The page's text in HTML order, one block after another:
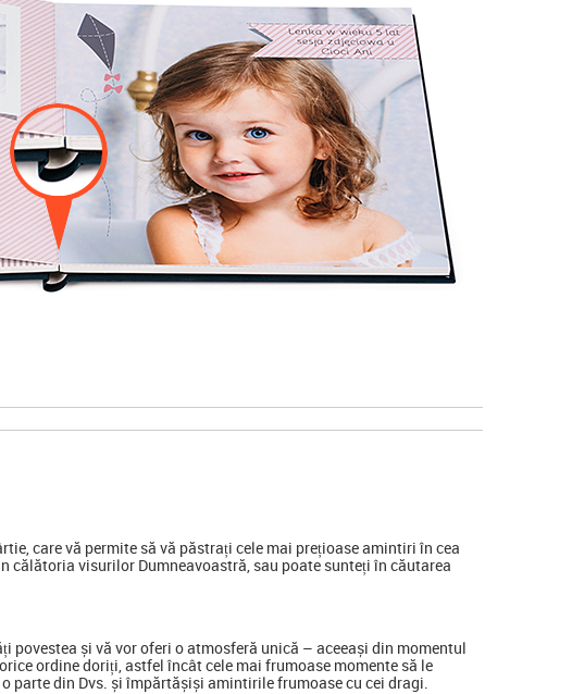
care vă permite să vă păstrați cele mai prețioase amintiri în cea
călătoria visurilor Dumneavoastră, sau poate sunteți în căutarea
și vă vor oferi o atmosferă unică – aceeași din momentul
ordine doriți, astfel încât cele mai frumoase momente să le
parte din Dvs. și împărtășiși amintirile frumoase cu cei dragi.